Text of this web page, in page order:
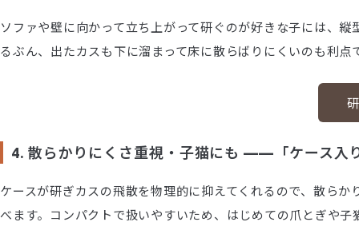
ソファや壁に向かって立ち上がって研ぐのが好きな子には、
るぶん、出たカスも下に溜まって床に散らばりにくいのも利点
4. 散らかりにくさ重視・子猫にも ——「ケース入
ケースが研ぎカスの飛散を物理的に抑えてくれるので、散ら
べます。コンパクトで扱いやすいため、はじめての爪とぎや子